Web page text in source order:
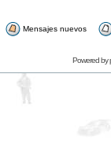
Mensajes nuevos
Powered by